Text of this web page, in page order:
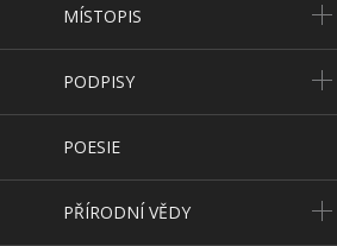
MÍSTOPIS
PODPISY
POESIE
PŘÍRODNÍ VĚDY